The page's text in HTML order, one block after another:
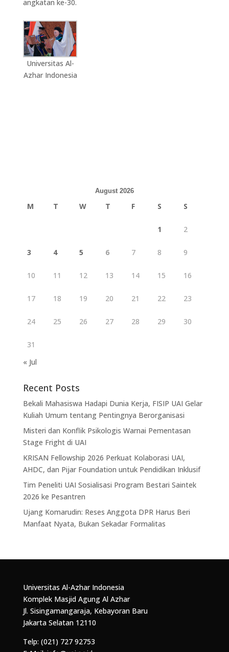
angkatan ke-30.
Universitas Al-
Azhar Indonesia
August 2026
M T W T F S S
1 2
3 4 5 6 7 8 9
10 11 12 13 14 15 16
17 18 19 20 21 22 23
24 25 26 27 28 29 30
31
« Jul
Recent Posts
Bekali Mahasiswa Hadapi Dunia Kerja, FISIP UAI Gelar
Kuliah Umum tentang Pentingnya Berorganisasi
Misteri dan Konflik Psikologis Warnai Pementasan
Stage Fright di UAI
KRISAN Fellowship 2026 Perkuat Kolaborasi UAI,
AHDC, dan Pijar Foundation untuk Pendidikan Inklusif
Tim Peneliti UAI Sosialisasi Program Bestari Saintek
2026 ke Pesantren
Ujang Komarudin: Reses Anggota DPR Harus Beri
Manfaat Nyata, Bukan Sekadar Formalitas
Universitas Al-Azhar Indonesia
Komplek Masjid Agung Al Azhar
Jl. Sisingamangaraja, Kebayoran Baru
Jakarta Selatan 12110
Telp: (021) 727 92753